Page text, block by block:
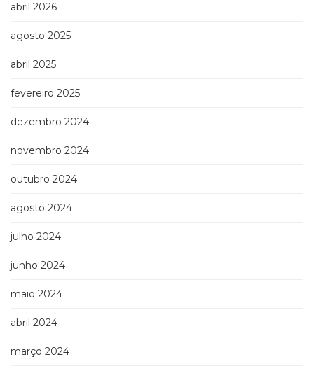
abril 2026
agosto 2025
abril 2025
fevereiro 2025
dezembro 2024
novembro 2024
outubro 2024
agosto 2024
julho 2024
junho 2024
maio 2024
abril 2024
março 2024